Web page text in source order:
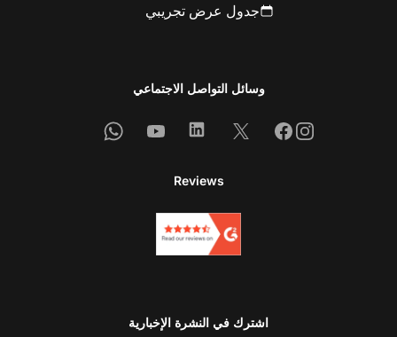
جدول عرض تجريبي
وسائل التواصل الاجتماعي
Instagram
Facebook
X
Linkedin
Youtube
Whatsapp
Reviews
اشترك في النشرة الإخبارية